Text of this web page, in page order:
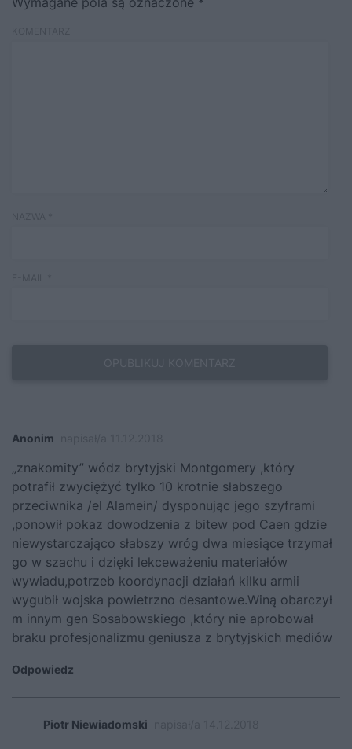
Anonim
„znakomity” wódz brytyjski Montgomery ,który
potrafił zwyciężyć tylko 10 krotnie słabszego
przeciwnika /el Alamein/ dysponując jego szyframi
,ponowił pokaz dowodzenia z bitew pod Caen gdzie
niewystarczająco słabszy wróg dwa miesiące trzymał
go w szachu i dzięki lekceważeniu materiałów
wywiadu,potrzeb koordynacji działań kilku armii
wygubił wojska powietrzno desantowe.Winą obarczył
m innym gen Sosabowskiego ,który nie aprobował
braku profesjonalizmu geniusza z brytyjskich mediów
Odpowiedz
Piotr Niewiadomski